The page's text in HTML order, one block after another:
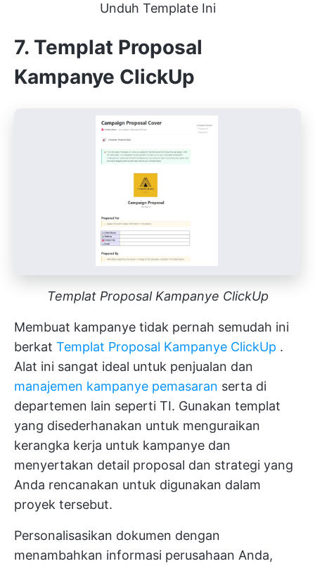
Unduh Template Ini
7. Templat Proposal
Kampanye ClickUp
Templat Proposal Kampanye ClickUp
Membuat kampanye tidak pernah semudah ini
berkat Templat Proposal Kampanye ClickUp .
Alat ini sangat ideal untuk penjualan dan
manajemen kampanye pemasaran serta di
departemen lain seperti TI. Gunakan templat
yang disederhanakan untuk menguraikan
kerangka kerja untuk kampanye dan
menyertakan detail proposal dan strategi yang
Anda rencanakan untuk digunakan dalam
proyek tersebut.
Personalisasikan dokumen dengan
menambahkan informasi perusahaan Anda,